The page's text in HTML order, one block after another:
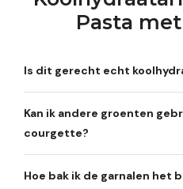
Pasta
Is dit gerecht echt
Kan ik andere groenten
courgette?
Hoe bak ik de garnalen het